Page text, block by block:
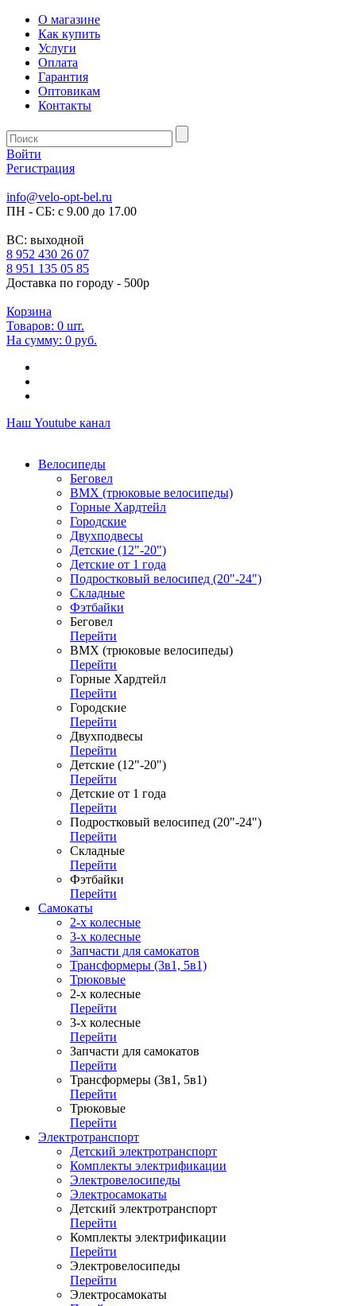
О магазине
Как купить
Услуги
Оплата
Гарантия
Оптовикам
Контакты
Войти
Регистрация
info@velo-opt-bel.ru
ПН - СБ: с 9.00 до 17.00
ВС: выходной
8 952 430 26 07
8 951 135 05 85
Доставка по городу - 500р
Корзина
Товаров: 0 шт.
На сумму: 0 руб.
Наш Youtube канал
Велосипеды
Беговел
ВМХ (трюковые велосипеды)
Горные Хардтейл
Городские
Двухподвесы
Детские (12"-20")
Детские от 1 года
Подростковый велосипед (20"-24")
Складные
Фэтбайки
Беговел
Перейти
ВМХ (трюковые велосипеды)
Перейти
Горные Хардтейл
Перейти
Городские
Перейти
Двухподвесы
Перейти
Детские (12"-20")
Перейти
Детские от 1 года
Перейти
Подростковый велосипед (20"-24")
Перейти
Складные
Перейти
Фэтбайки
Перейти
Самокаты
2-х колесные
3-х колесные
Запчасти для самокатов
Трансформеры (3в1, 5в1)
Трюковые
2-х колесные
Перейти
3-х колесные
Перейти
Запчасти для самокатов
Перейти
Трансформеры (3в1, 5в1)
Перейти
Трюковые
Перейти
Электротранспорт
Детский электротранспорт
Комплекты электрификации
Электровелосипеды
Электросамокаты
Детский электротранспорт
Перейти
Комплекты электрификации
Перейти
Электровелосипеды
Перейти
Электросамокаты